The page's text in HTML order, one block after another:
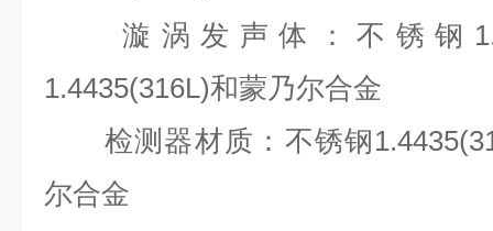
漩涡发声体：不锈钢
1.4435(316L)和蒙乃尔合金
检测器材质：不锈钢
尔合金